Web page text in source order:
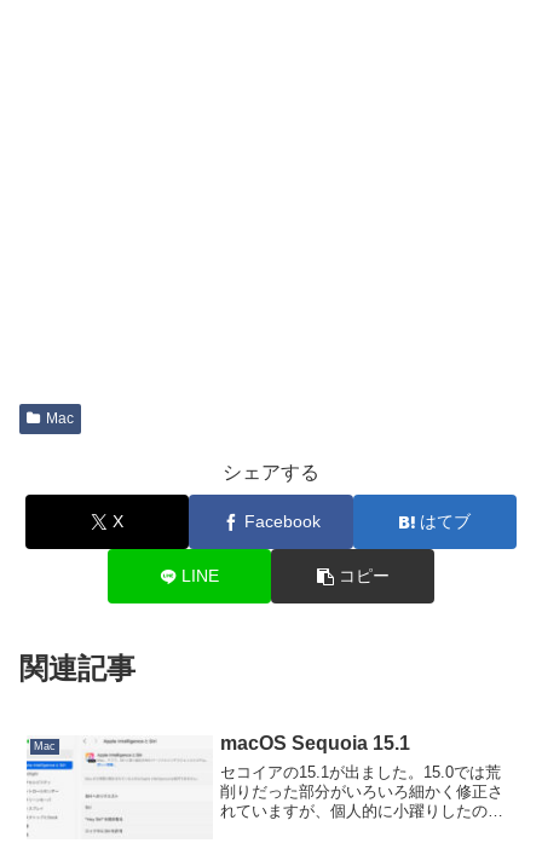
Mac
シェアする
X Facebook はてブ
LINE コピー
関連記事
Mac macOS Sequoia 15.1
セコイアの15.1が出ました。15.0では荒
削りだった部分がいろいろ細かく修正さ
れていますが、個人的に小躍りしたのが